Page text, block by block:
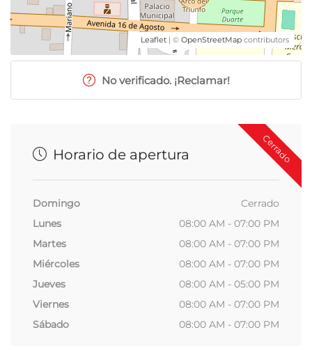
Leaflet | © OpenStreetMap contributors
No verificado. ¡Reclamar!
Cerrado
Horario de apertura
Domingo
Cerrado
Lunes
08:00 AM - 07:00 PM
Martes
08:00 AM - 07:00 PM
Miércoles
08:00 AM - 07:00 PM
Jueves
08:00 AM - 05:00 PM
Viernes
08:00 AM - 07:00 PM
Sábado
08:00 AM - 07:00 PM